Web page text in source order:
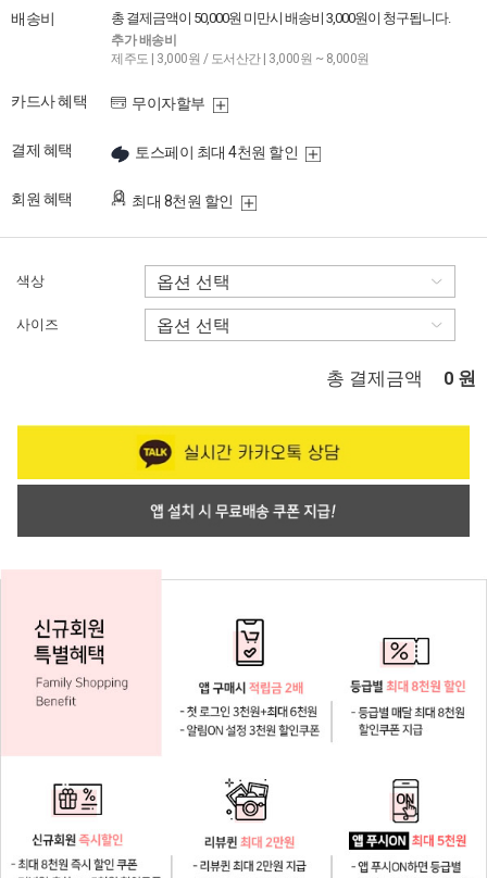
배송비 총 결제금액이 50,000원 미만시 배송비 3,000원이 청구됩니다.
추가 배송비
제주도 | 3,000원 / 도서산간 | 3,000원 ~ 8,000원
카드사 혜택 무이자할부
결제 혜택 토스페이 최대 4천원 할인
회원 혜택 최대 8천원 할인
색상
사이즈
총 결제금액 0 원